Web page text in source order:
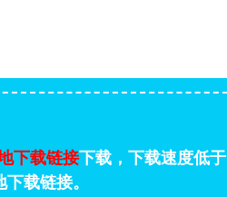
下载链接下载，下载速度低于
载链接。